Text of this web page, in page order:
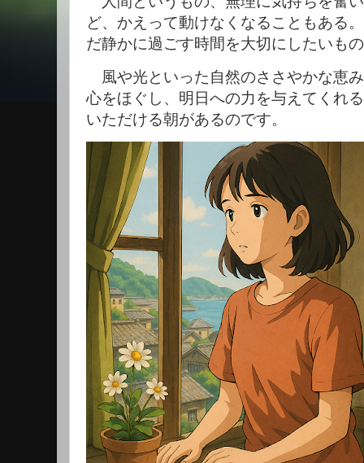
ど、かえって動けなくなることもある
だ静かに過ごす時間を大切にしたいも
風や光といった自然のささやかな恵
心をほぐし、明日への力を与えてくれ
いただける朝があるのです。